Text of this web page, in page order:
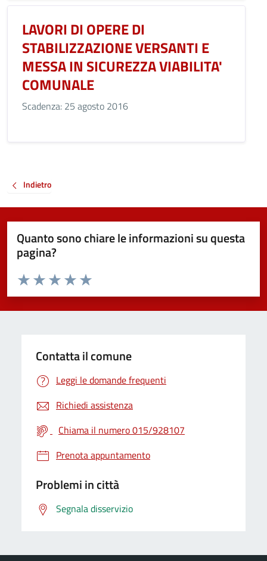
LAVORI DI OPERE DI
STABILIZZAZIONE VERSANTI E
MESSA IN SICUREZZA VIABILITA'
COMUNALE
Scadenza: 25 agosto 2016
Indietro
Quanto sono chiare le informazioni su questa
pagina?
Valuta da 1 a 5 stelle la pagina
Valuta 5 stelle su 5
Valuta 4 stelle su 5
Valuta 3 stelle su 5
Valuta 2 stelle su 5
Valuta 1 stelle su 5
Contatta il comune
Leggi le domande frequenti
Richiedi assistenza
Chiama il numero 015/928107
Prenota appuntamento
Problemi in città
Segnala disservizio